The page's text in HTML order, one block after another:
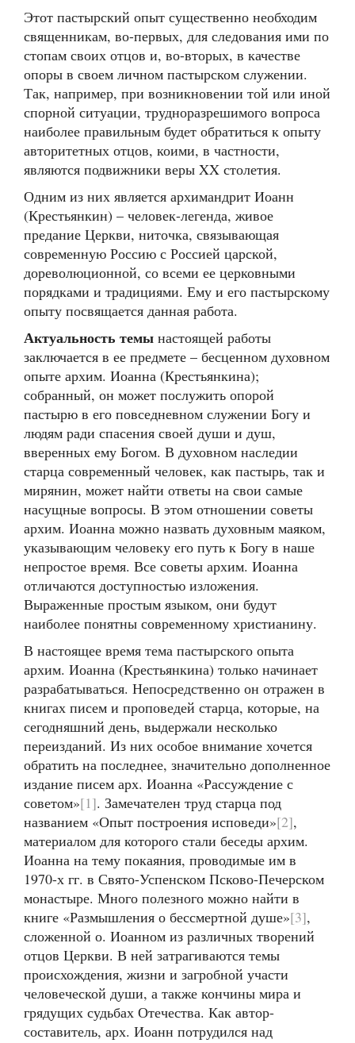
Этот пастырский опыт существенно необходим
священникам, во-первых, для следования ими по
стопам своих отцов и, во-вторых, в качестве
опоры в своем личном пастырском служении.
Так, например, при возникновении той или иной
спорной ситуации, трудноразрешимого вопроса
наиболее правильным будет обратиться к опыту
авторитетных отцов, коими, в частности,
являются подвижники веры XX столетия.
Одним из них является архимандрит Иоанн
(Крестьянкин) – человек-легенда, живое
предание Церкви, ниточка, связывающая
современную Россию с Россией царской,
дореволюционной, со всеми ее церковными
порядками и традициями. Ему и его пастырскому
опыту посвящается данная работа.
Актуальность темы настоящей работы
заключается в ее предмете – бесценном духовном
опыте архим. Иоанна (Крестьянкина);
собранный, он может послужить опорой
пастырю в его повседневном служении Богу и
людям ради спасения своей души и душ,
вверенных ему Богом. В духовном наследии
старца современный человек, как пастырь, так и
мирянин, может найти ответы на свои самые
насущные вопросы. В этом отношении советы
архим. Иоанна можно назвать духовным маяком,
указывающим человеку его путь к Богу в наше
непростое время. Все советы архим. Иоанна
отличаются доступностью изложения.
Выраженные простым языком, они будут
наиболее понятны современному христианину.
В настоящее время тема пастырского опыта
архим. Иоанна (Крестьянкина) только начинает
разрабатываться. Непосредственно он отражен в
книгах писем и проповедей старца, которые, на
сегодняшний день, выдержали несколько
переизданий. Из них особое внимание хочется
обратить на последнее, значительно дополненное
издание писем арх. Иоанна «Рассуждение с
советом»[1]. Замечателен труд старца под
названием «Опыт построения исповеди»[2],
материалом для которого стали беседы архим.
Иоанна на тему покаяния, проводимые им в
1970-х гг. в Свято-Успенском Псково-Печерском
монастыре. Много полезного можно найти в
книге «Размышления о бессмертной душе»[3],
сложенной о. Иоанном из различных творений
отцов Церкви. В ней затрагиваются темы
происхождения, жизни и загробной участи
человеческой души, а также кончины мира и
грядущих судьбах Отечества. Как автор-
составитель, арх. Иоанн потрудился над